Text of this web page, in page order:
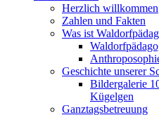
Herzlich willkommen
Zahlen und Fakten
Was ist
Geschichte unserer
Bildergalerie
Kügelgen
Ganztagsbetreuung